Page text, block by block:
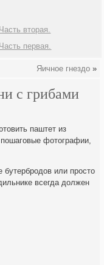
вторая.
первая.
Яичное гнездо»
с грибами
паштет из
фотографии,
или просто
всегда должен